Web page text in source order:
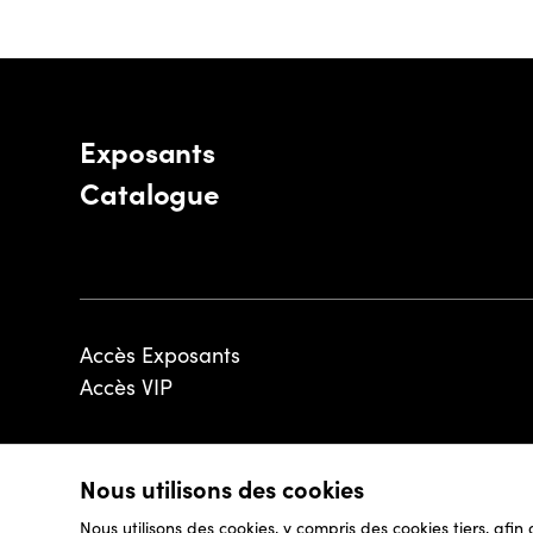
Nous utilisons des cookies
Nous utilisons des cookies, y compris des cookies tiers,
Exposants
Catalogue
Accès Exposants
Accès VIP
© 2026 - Luxembourg Art Week S.A.